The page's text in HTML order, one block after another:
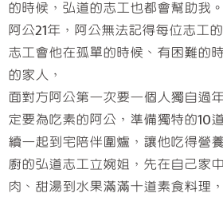
的時候，弘道的志工也都會幫助我
阿公21年，阿公無法記得每位志工
志工會他在孤單的時候、有困難的
的家人，
面對方阿公第一次要一個人獨自過
定要為吃素的阿公，準備獨特的10
續一起到宅陪伴圍爐，讓他吃得營
廚的弘道志工立婉姐，先在自己家
肉、甜湯到水果滿滿十道素食料理